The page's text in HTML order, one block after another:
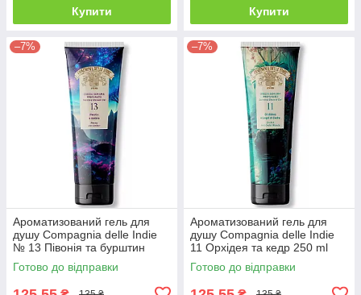
Купити Купити
–7%
Ароматизований гель для
душу Compagnia delle Indie
№ 13 Півонія та бурштин
250ml
Готово до відправки
–7%
Ароматизований гель для
душу Compagnia delle Indie
11 Орхідея та кедр 250 ml
Готово до відправки